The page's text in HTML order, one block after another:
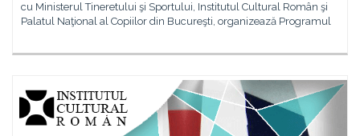
cu Ministerul Tineretului şi Sportului, Institutul Cultural Român şi
Palatul Naţional al Copiilor din Bucureşti, organizează Programul